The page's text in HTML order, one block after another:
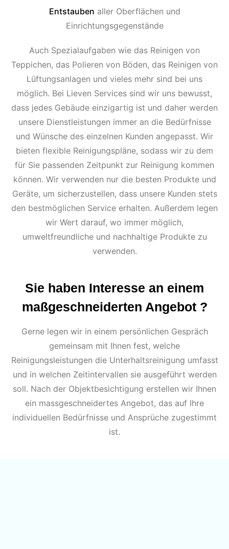
Entstauben aller Oberflächen und
Einrichtungsgegenstände
Auch Spezialaufgaben wie das Reinigen von
Teppichen, das Polieren von Böden, das Reinigen von
Lüftungsanlagen und vieles mehr sind bei uns
möglich. Bei Lieven Services sind wir uns bewusst,
dass jedes Gebäude einzigartig ist und daher werden
unsere Dienstleistungen immer an die Bedürfnisse
und Wünsche des einzelnen Kunden angepasst. Wir
bieten flexible Reinigungspläne, sodass wir zu dem
für Sie passenden Zeitpunkt zur Reinigung kommen
können. Wir verwenden nur die besten Produkte und
Geräte, um sicherzustellen, dass unsere Kunden stets
den bestmöglichen Service erhalten. Außerdem legen
wir Wert darauf, wo immer möglich,
umweltfreundliche und nachhaltige Produkte zu
verwenden.
Sie haben Interesse an einem
maßgeschnei­derten Angebot ?
Gerne legen wir in einem persönlichen Gespräch
gemeinsam mit Ihnen fest, welche
Reinigungsleistungen die Unterhaltsreinigung umfasst
und in welchen Zeitintervallen sie ausgeführt werden
soll. Nach der Objektbesichtigung erstellen wir Ihnen
ein massgeschneidertes Angebot, das auf Ihre
individuellen Bedürfnisse und Ansprüche zugestimmt
ist.